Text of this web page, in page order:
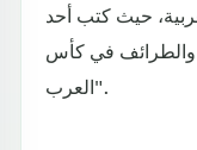
حيث كتب أحد
والطرائف في كأس
العرب".